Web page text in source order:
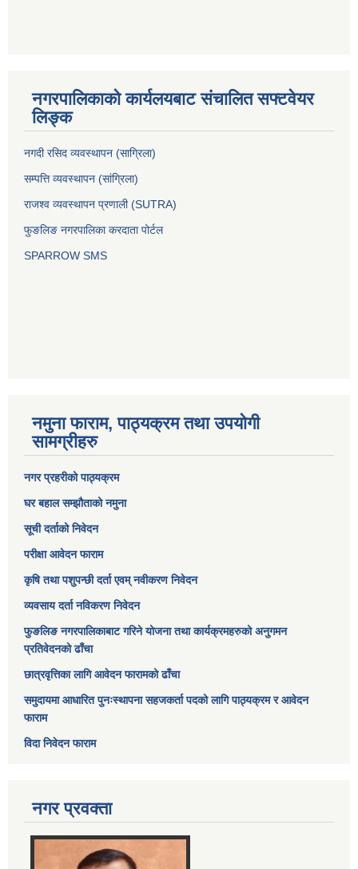
नगरपालिकाको कार्यलयबाट संचालित सफ्टवेयर
लिङ्क
नगदी रसिद व्यवस्थापन (साग्रिला)
सम्पत्ति व्यवस्थापन (सांग्रिला)
राजश्व व्यवस्थापन प्रणाली (SUTRA)
फुङलिङ नगरपालिका करदाता पोर्टल
SPARROW SMS
नमुना फाराम, पाठ्यक्रम तथा उपयोगी
सामग्रीहरु
नगर प्रहरीको पाठ्यक्रम
घर बहाल सम्झौताको नमुना
सूची दर्ताको निवेदन
परीक्षा आवेदन फाराम
कृषि तथा पशुपन्छी दर्ता एवम् नवीकरण निवेदन
व्यवसाय दर्ता नविकरण निवेदन
फुङलिङ नगरपालिकाबाट गरिने योजना तथा कार्यक्रमहरुको अनुगमन
प्रतिवेदनको ढाँचा
छात्रवृत्तिका लागि आवेदन फारामको ढाँचा
समुदायमा आधारित पुनःस्थापना सहजकर्ता पदको लागि पाठ्यक्रम र आवेदन
फाराम
विदा निवेदन फाराम
नगर प्रवक्ता